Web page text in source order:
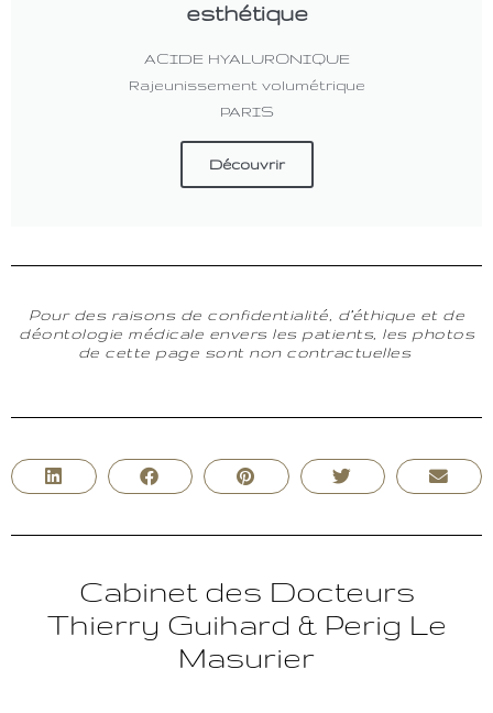
esthétique
ACIDE HYALURONIQUE
Rajeunissement volumétrique
PARIS
Découvrir
Pour des raisons de confidentialité, d’éthique et de
déontologie médicale envers les patients, les photos
de cette page sont non contractuelles
Cabinet des Docteurs
Thierry Guihard & Perig Le
Masurier